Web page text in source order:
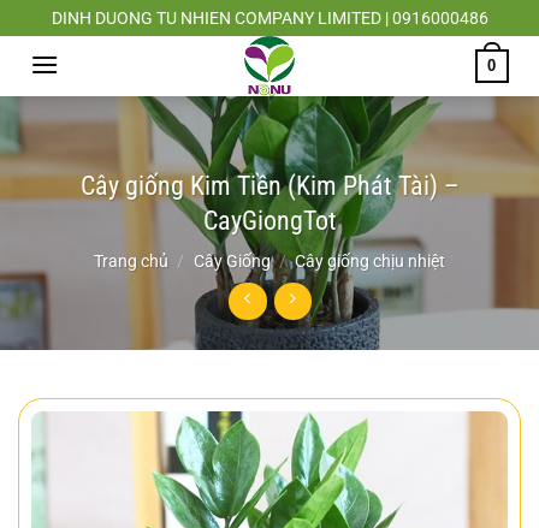
Chuyển
đến
dung
DINH DUONG TU NHIEN COMPANY LIMITED | 0916000486
0
Cây giống Kim Tiền (Kim Phát Tài) –
CayGiongTot
Trang chủ / Cây Giống / Cây giống chịu nhiệt